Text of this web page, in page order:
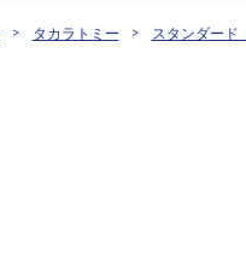
タカラトミー スタンダード